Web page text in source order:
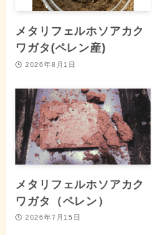
メタリフェルホソアカク
ワガタ(ペレン産)
2026年8月1日
メタリフェルホソアカク
ワガタ（ペレン）
2026年7月15日